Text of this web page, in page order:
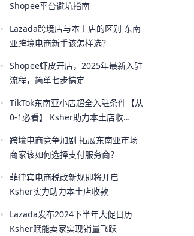
Shopee平台避坑指南
•
Lazada跨境店与本土店的区别 东南
亚跨境电商新手该怎样选？
• Shopee虾皮开店，2025年最新入驻
流程，简单七步搞定
• TikTok东南亚小店超全入驻条件【从
0-1必看】 Ksher助力本土店收
•
跨境电商竞争加剧 拓展东南亚市场
商家该如何选择支付服务商？
• 菲律宾电商税改新规即将开启
Ksher实力助力本土店收款
•
Lazada发布2024下半年大促日历
Ksher赋能卖家实现销量飞跃